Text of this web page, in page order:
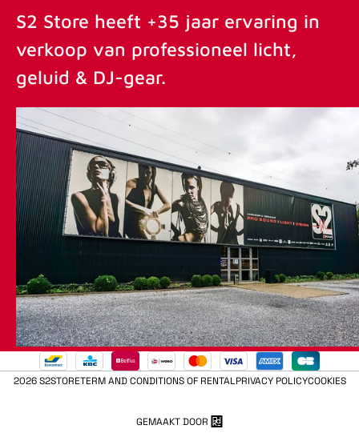
S2 Store heeft +35 jaar ervaring in
verkoop van professioneel licht,
geluid & DJ-gear.
2026 S2STORETERM AND CONDITIONS OF RENTALPRIVACY POLICYCOOKIES
GEMAAKT DOOR